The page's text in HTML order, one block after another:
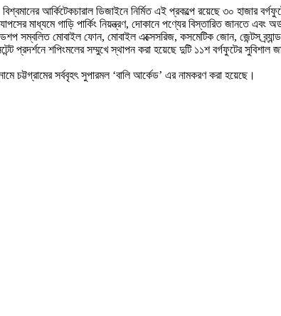
আর্কিটেকচারাল ডিজাইনে নির্মিত এই প্রকল্পে রয়েছে ৩০ হাজার
মাধ্যমে গাড়ি পার্কিং নিয়ন্ত্রণ, দোকানে পণ্যের বিস্তারিত জানতে এবং
সম্বলিত মোবাইল ফোন, মোবাইল এক্সেসরিজ, কসমেটিক জোন, জেন্টস
শপিংমলের সম্মুখে স্থাপন করা হয়েছে দুটি ১১শ বর্গফুটের সুবিশাল
চট্টগ্রামের সর্ববৃহৎ সুপারমল ‘বালি আর্কেড’ এর নামকরণ করা হয়েছে।